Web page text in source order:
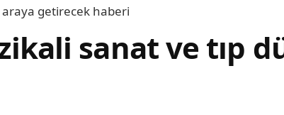
araya getirecek haberi
sanat ve tıp